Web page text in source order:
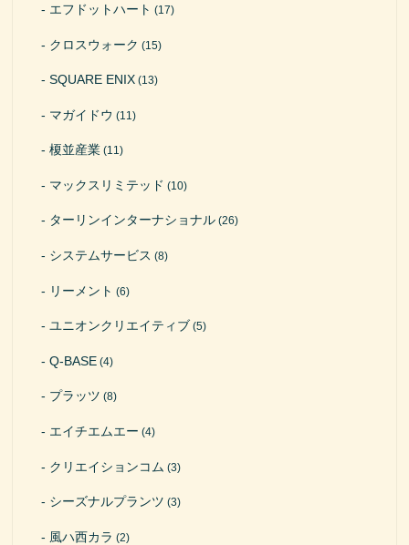
エフドットハート (17)
クロスウォーク (15)
SQUARE ENIX (13)
マガイドウ (11)
榎並産業 (11)
マックスリミテッド (10)
ターリンインターナショナル (26)
システムサービス (8)
リーメント (6)
ユニオンクリエイティブ (5)
Q-BASE (4)
プラッツ (8)
エイチエムエー (4)
クリエイションコム (3)
シーズナルプランツ (3)
風ハ西カラ (2)